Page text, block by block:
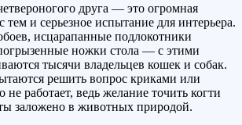
друга — это огромная
тем и серьезное испытание для интерьера.
исцарапанные подлокотники
ножки стола — с этими
тысячи владельцев кошек и собак.
решить вопрос криками или
не работает, ведь желание точить когти
заложено в животных природой.